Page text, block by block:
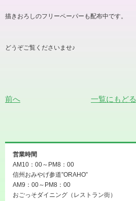
描きおろしのフリーペーパーも配布中です。
どうぞご覧くださいませ♪
前へ 一覧にもどる
営業時間
AM10：00～PM8：00
信州おみやげ参道”ORAHO”
AM9：00～PM8：00
おごっそダイニング（レストラン街）